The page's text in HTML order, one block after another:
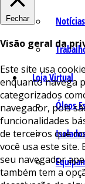
Notícias
Loja Virtual
Óleos
Fechar
Visão geral da
Este site usa
enquanto navega
categorizados
navegador, pois
funcionalidades
de terceiros que
você usa este site.
seu navegador
também tem a